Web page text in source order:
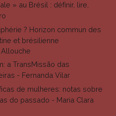
» au Brésil : définir, lire,
? Horizon commun des
et brésilienne
a TransMissão das
- Fernanda Vilar
de mulheres: notas sobre
do passado - Maria Clara